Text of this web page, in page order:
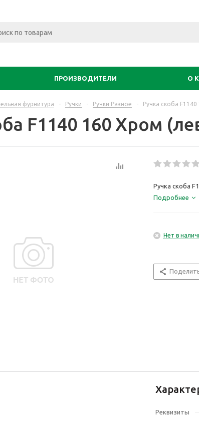
ПРОИЗВОДИТЕЛИ О
фурнитура - Ручки - Ручки Разное - Ручка скоба
F1140 160 Хром
Ручка скоба
Подробнее
Нет в
Реквизиты